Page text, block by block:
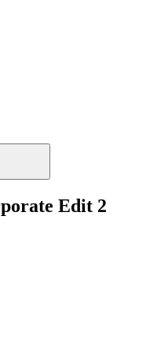
Edit 2